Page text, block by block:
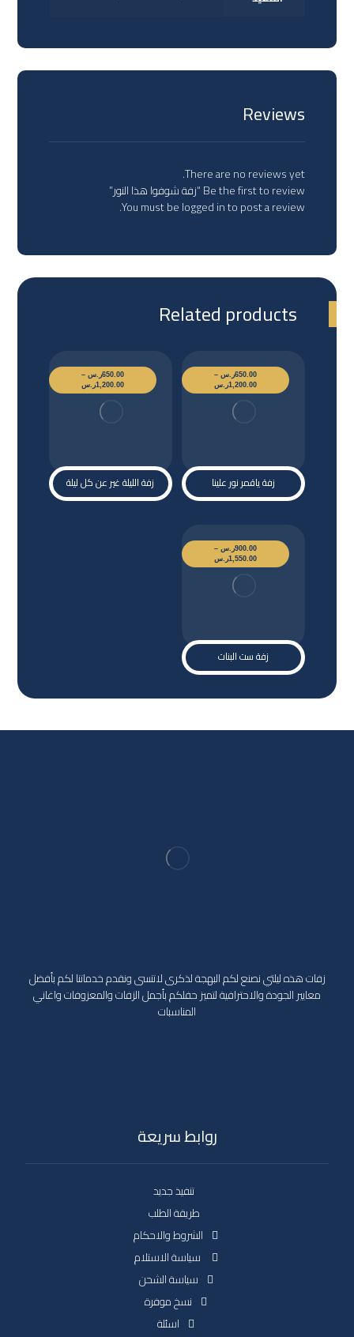
Reviews
There are no reviews yet.
Be the first to review “زفة شوفوا هذا النور”
You must belogged into post a review.
Related products
زفة ياقمر نور علينا
650.00ر.س –
1,200.00ر.س
زفة الليلة غير عن كل ليلة
650.00ر.س –
1,200.00ر.س
زفة ست البنات
900.00ر.س –
1,550.00ر.س
زفات هذه ليلتي نصنع لكم البهجة لذكرى لاتنسى ونقدم خدماتنا لكم بأفضل
معايير الجودة والاحترافية لتميز حفلكم بأجمل الزفات والمعزوفات واغاني
المناسبات
روابط سريعة
تنفيذ جديد
طريقة الطلب
الشروط والاحكام
سياسة الاستلام
سياسة الشحن
نسخ موفرة
اسئلة